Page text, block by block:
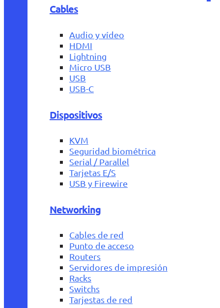
Cables
Audio y vídeo
HDMI
Lightning
Micro USB
USB
USB-C
Dispositivos
KVM
Seguridad biométrica
Serial / Parallel
Tarjetas E/S
USB y Firewire
Networking
Cables de red
Punto de acceso
Routers
Servidores de impresión
Racks
Switchs
Tarjestas de red